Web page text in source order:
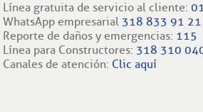
Línea gratuita de servicio al cliente:
WhatsApp empresarial 318 833 91 21
Reporte de daños y emergencias: 115
Línea para Constructores: 318 310
Canales de atención: Clic aquí